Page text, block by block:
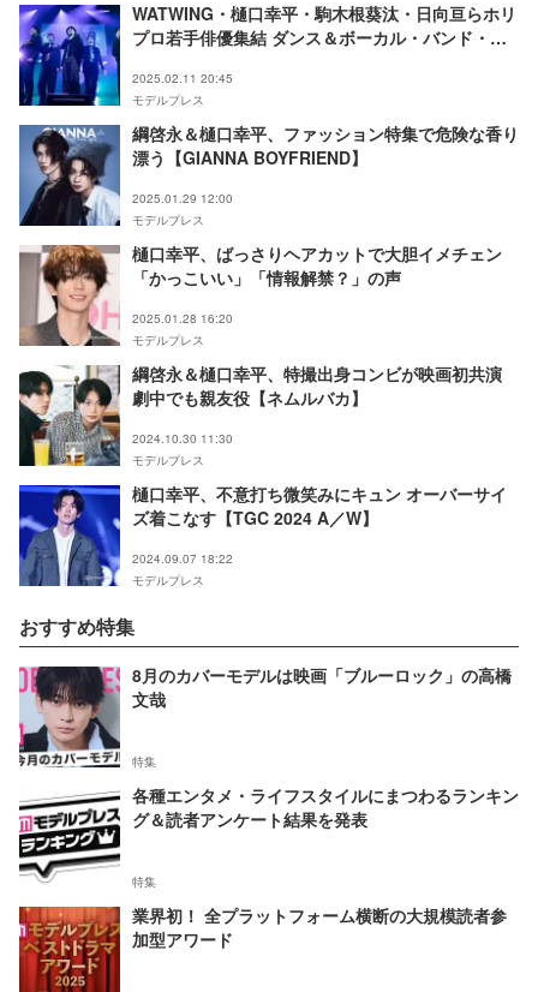
WATWING・樋口幸平・駒木根葵汰・日向亘らホリ
プロ若手俳優集結 ダンス＆ボーカル・バンド・オ
episode 4～】
2025.02.11 20:45
モデルプレス
綱啓永＆樋口幸平、ファッション特集で危険な香り
漂う【GIANNA BOYFRIEND】
2025.01.29 12:00
モデルプレス
樋口幸平、ばっさりヘアカットで大胆イメチェン
「かっこいい」「情報解禁？」の声
2025.01.28 16:20
モデルプレス
綱啓永＆樋口幸平、特撮出身コンビが映画初共演
劇中でも親友役【ネムルバカ】
2024.10.30 11:30
モデルプレス
樋口幸平、不意打ち微笑みにキュン オーバーサイ
ズ着こなす【TGC 2024 A／W】
2024.09.07 18:22
モデルプレス
おすすめ特集
8月のカバーモデルは映画「ブルーロック」の高橋
文哉
特集
各種エンタメ・ライフスタイルにまつわるランキン
グ＆読者アンケート結果を発表
特集
業界初！ 全プラットフォーム横断の大規模読者参
加型アワード